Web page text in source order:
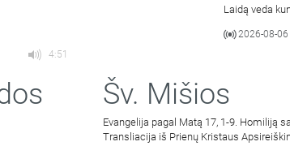
Laidą veda
2026-08-06
4:51
Šv. Mišios
Evangelija pagal Matą 17, 1-9. Homiliją
Transliacija iš Prienų Kristaus